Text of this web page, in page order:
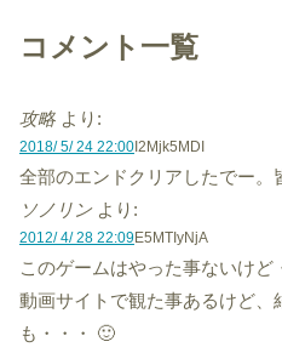
コメント一覧
攻略 より:
2018/ 5/ 24 22:00I2Mjk5MDI
全部のエンドクリアしたでー。
ソノリン より:
2012/ 4/ 28 22:09E5MTIyNjA
このゲームはやった事ないけど
動画サイトで観た事あるけど、
も・・・ 🙂